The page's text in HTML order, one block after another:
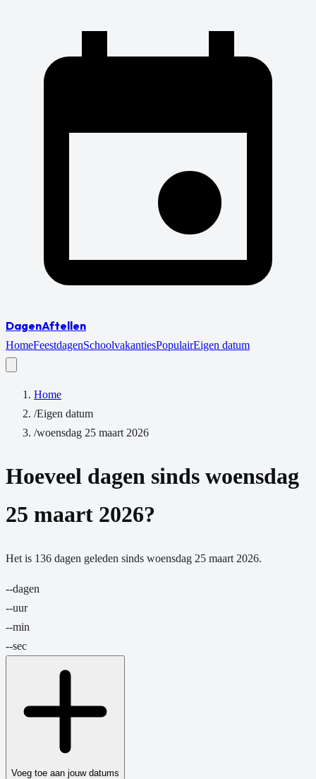
DagenAftellen
HomeFeestdagenSchoolvakantiesPopulairEigen datum
Home
/Eigen datum
/woensdag 25 maart 2026
Hoeveel dagen sinds woensdag
25 maart 2026?
Het is 136 dagen geleden sinds woensdag 25 maart 2026.
--dagen
--uur
--min
--sec
Voeg toe aan jouw datums